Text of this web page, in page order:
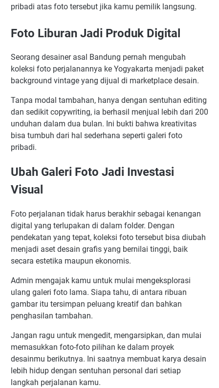
pribadi atas foto tersebut jika kamu pemilik langsung.
Foto Liburan Jadi Produk Digital
Seorang desainer asal Bandung pernah mengubah
koleksi foto perjalanannya ke Yogyakarta menjadi paket
background vintage yang dijual di marketplace desain.
Tanpa modal tambahan, hanya dengan sentuhan editing
dan sedikit copywriting, ia berhasil menjual lebih dari 200
unduhan dalam dua bulan. Ini bukti bahwa kreativitas
bisa tumbuh dari hal sederhana seperti galeri foto
pribadi.
Ubah Galeri Foto Jadi Investasi
Visual
Foto perjalanan tidak harus berakhir sebagai kenangan
digital yang terlupakan di dalam folder. Dengan
pendekatan yang tepat, koleksi foto tersebut bisa diubah
menjadi aset desain grafis yang bernilai tinggi, baik
secara estetika maupun ekonomis.
Admin mengajak kamu untuk mulai mengeksplorasi
ulang galeri foto lama. Siapa tahu, di antara ribuan
gambar itu tersimpan peluang kreatif dan bahkan
penghasilan tambahan.
Jangan ragu untuk mengedit, mengarsipkan, dan mulai
memasukkan foto-foto pilihan ke dalam proyek
desainmu berikutnya. Ini saatnya membuat karya desain
lebih hidup dengan sentuhan personal dari setiap
langkah perjalanan kamu.